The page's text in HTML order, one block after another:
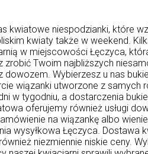
kwiatowe niespodzianki, które
kwiaty także w weekend.
w miejscowości Łęczyca,
Twoim najbliższych
Wybierzesz u nas
wiązanki utworzone z samych
w tygodniu, a dostarczenia
oferujemy również usługi
na wiązankę albo
wysyłkowa Łęczyca. Dostawa
niezmiennie niskie ceny.